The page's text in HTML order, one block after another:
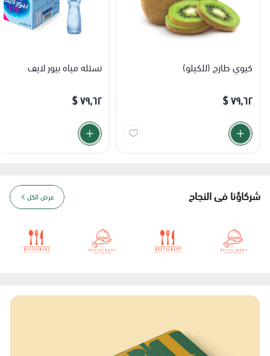
كيوي طازج (للكيلو)
٧٩٫٦٢ $
نستله مياه بيور لايف
٧٩٫٦٢ $
شركاؤنا فى النجاح عرض الكل